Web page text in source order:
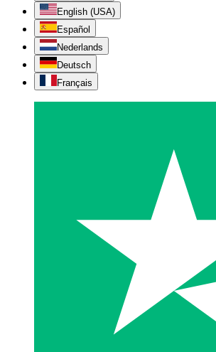
English (USA)
Español
Nederlands
Deutsch
Français